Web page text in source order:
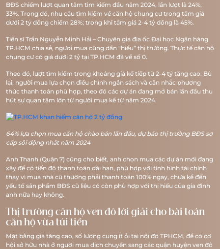
BĐS chiếm lượt quan tâm tìm kiếm đầu năm 2024, lần lượt là 24%,
33%. Trong đó, nhu cầu tìm kiếm về căn hộ chung cư trong tầm giá
dưới 2 tỷ đồng chiếm 28%; trong khi tầm giá 2-4 tỷ đồng là 45%.
Tiến sĩ Trần Nguyễn Minh Hải – Chuyên gia địa ốc Đại học Ngân hàng
TP.HCM chia sẻ, ngươi mua cũng dần “hiểu” thị trường. Thực tế căn hộ
chung cư có giá dưới 2 tỷ tại TP.HCM đã về số 0.
Theo đó, lượt tìm kiếm trong khoảng giá kế tiếp từ 2-4 tỷ tăng cao. Bù
lại, người mua lựa chọn điều chỉnh ngân sách và cân nhắc phương
thức thanh toán phù hợp, theo đó các dự án đang mở bán lần đầu thu
hút sự quan tâm lớn từ người mua kể từ năm 2024.
64% lựa chọn mua căn hộ chào bán lần đầu, dự báo thị trường BĐS sơ
cấp sôi động nhất năm 2024
Anh Thanh (Quận 7) cũng cho biết, anh chọn mua các dự án mới đang
xây để có tiến độ thanh toán dài hạn, phù hợp với tình hình tài chính
thay vì mua nhà cũ thường phải thanh toán 100% ngay, chưa kể đến
yếu tố sản phẩm BĐS cũ liệu có còn phù hợp với thị hiếu của gia đình
anh nữa hay không.
Thị trường căn hộ ven đô lời giải cho bài toán
căn hộ vừa túi tiền
Mặt bằng giá tăng cao, số lượng cung ít ỏi tại nội đô TPHCM, để có cơ
hội sở hữu nhà ở người mua dịch chuyển sang các quận huyện ven đô